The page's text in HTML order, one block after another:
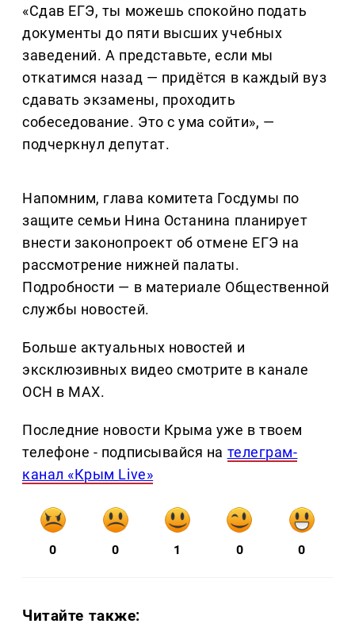
«Сдав ЕГЭ, ты можешь спокойно подать
документы до пяти высших учебных
заведений. А представьте, если мы
откатимся назад — придётся в каждый вуз
сдавать экзамены, проходить
собеседование. Это с ума сойти», —
подчеркнул депутат.
Напомним, глава комитета Госдумы по
защите семьи Нина Останина планирует
внести законопроект об отмене ЕГЭ на
рассмотрение нижней палаты.
Подробности — в материале Общественной
службы новостей.
Больше актуальных новостей и
эксклюзивных видео смотрите в канале
ОСН в MAX.
Последние новости Крыма уже в твоем
телефоне - подписывайся на телеграм-
канал «Крым Live»
0 0 1 0 0
Читайте также: